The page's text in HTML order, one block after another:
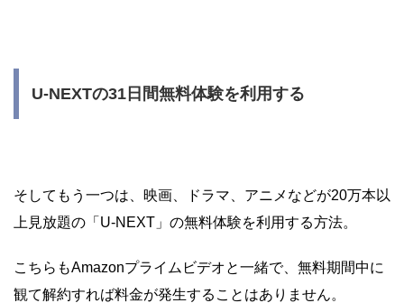
U-NEXTの31日間無料体験を利用する
そしてもう一つは、映画、ドラマ、アニメなどが20万本以
上見放題の「U-NEXT」の無料体験を利用する方法。
こちらもAmazonプライムビデオと一緒で、無料期間中に
観て解約すれば料金が発生することはありません。